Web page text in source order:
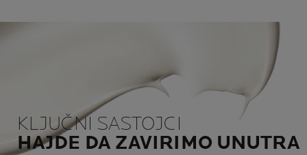
KLJUČNI SASTOJCI
HAJDE DA ZAVIRIMO UNUTRA